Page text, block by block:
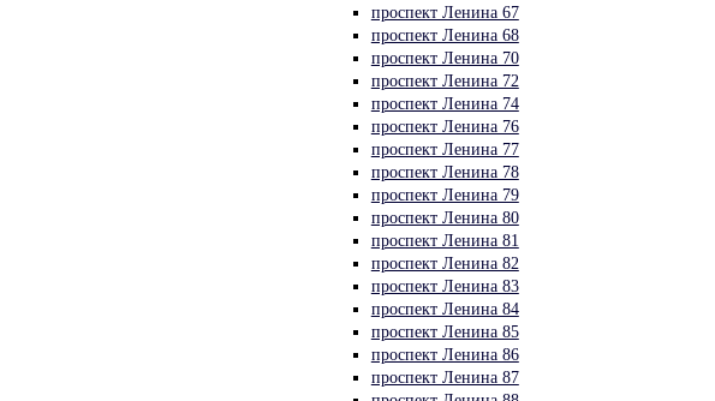
проспект Ленина 67
проспект Ленина 68
проспект Ленина 70
проспект Ленина 72
проспект Ленина 74
проспект Ленина 76
проспект Ленина 77
проспект Ленина 78
проспект Ленина 79
проспект Ленина 80
проспект Ленина 81
проспект Ленина 82
проспект Ленина 83
проспект Ленина 84
проспект Ленина 85
проспект Ленина 86
проспект Ленина 87